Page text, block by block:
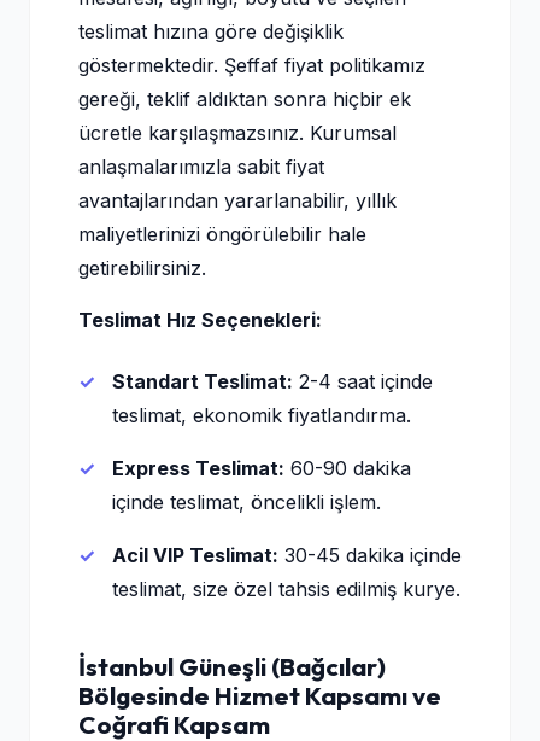
teslimat hızına göre değişiklik
göstermektedir. Şeffaf fiyat politikamız
gereği, teklif aldıktan sonra hiçbir ek
ücretle karşılaşmazsınız. Kurumsal
anlaşmalarımızla sabit fiyat
avantajlarından yararlanabilir, yıllık
maliyetlerinizi öngörülebilir hale
getirebilirsiniz.
Teslimat Hız Seçenekleri:
Standart Teslimat: 2-4 saat içinde
teslimat, ekonomik fiyatlandırma.
Express Teslimat: 60-90 dakika
içinde teslimat, öncelikli işlem.
Acil VIP Teslimat: 30-45 dakika içinde
teslimat, size özel tahsis edilmiş kurye.
İstanbul Güneşli (Bağcılar)
Bölgesinde Hizmet Kapsamı ve
Coğrafi Kapsam